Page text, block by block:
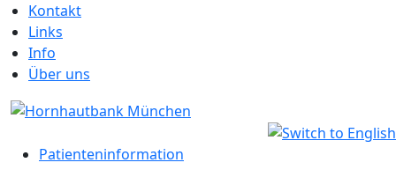
Kontakt
Links
Info
Über uns
Patienteninformation